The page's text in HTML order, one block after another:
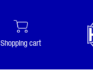
Shopping cart